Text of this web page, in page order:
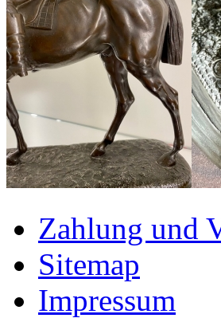
Zahlung und
Sitemap
Impressum